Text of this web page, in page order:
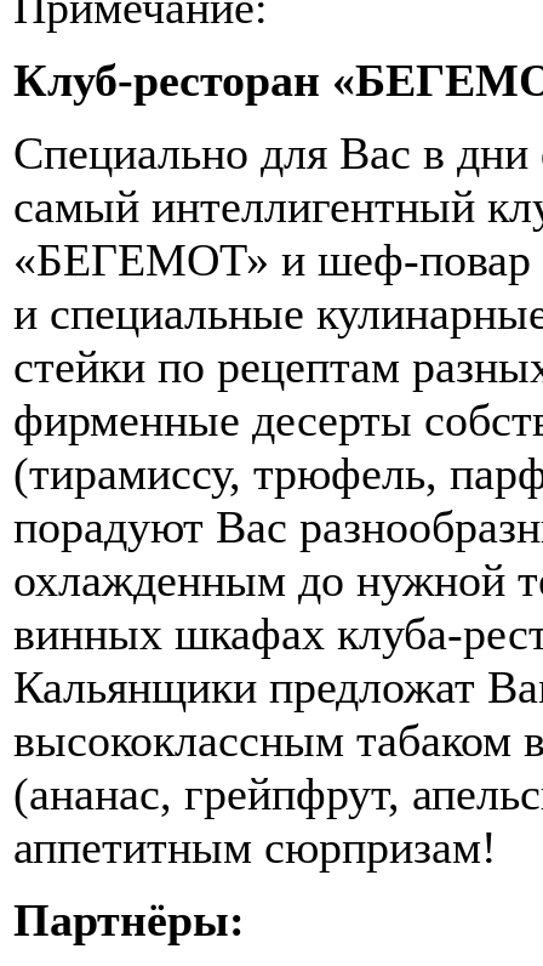
Клуб-ресторан
Специально для Вас в
самый интеллигентный
«БЕГЕМОТ» и шеф-повар
и специальные
стейки по рецептам
фирменные десерты
(тирамиссу, трюфель,
порадуют Вас
охлажденным до нужной
винных шкафах клуба-
Кальянщики предложат
высококлассным табаком
(ананас, грейпфрут,
аппетитным сюрпризам!
Партнёры: